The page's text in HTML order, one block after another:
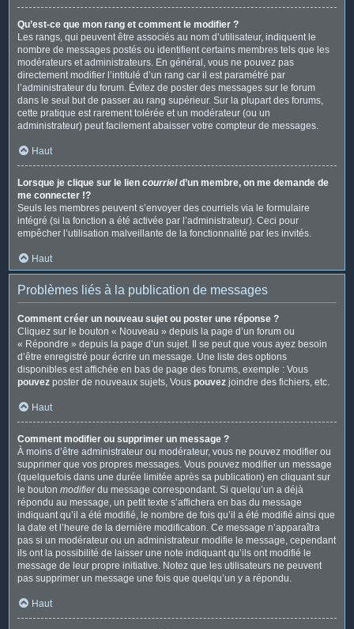
Qu’est-ce que mon rang et comment le modifier ?
Les rangs, qui peuvent être associés au nom d’utilisateur, indiquent le
nombre de messages postés ou identifient certains membres tels que les
modérateurs et administrateurs. En général, vous ne pouvez pas
directement modifier l’intitulé d’un rang car il est paramétré par
l’administrateur du forum. Évitez de poster des messages sur le forum
dans le seul but de passer au rang supérieur. Sur la plupart des forums,
cette pratique est rarement tolérée et un modérateur (ou un
administrateur) peut facilement abaisser votre compteur de messages.
Haut
Lorsque je clique sur le lien courrield’un membre, on me demande de
me connecter !?
Seuls les membres peuvent s’envoyer des courriels via le formulaire
intégré (si la fonction a été activée par l’administrateur). Ceci pour
empêcher l’utilisation malveillante de la fonctionnalité par les invités.
Haut
Problèmes liés à la publication de messages
Comment créer un nouveau sujet ou poster une réponse ?
Cliquez sur le bouton « Nouveau » depuis la page d’un forum ou
« Répondre » depuis la page d’un sujet. Il se peut que vous ayez besoin
d’être enregistré pour écrire un message. Une liste des options
disponibles est affichée en bas de page des forums, exemple : Vous
pouvez poster de nouveaux sujets, Vous pouvez joindre des fichiers, etc.
Haut
Comment modifier ou supprimer un message ?
À moins d’être administrateur ou modérateur, vous ne pouvez modifier ou
supprimer que vos propres messages. Vous pouvez modifier un message
(quelquefois dans une durée limitée après sa publication) en cliquant sur
le bouton modifierdu message correspondant. Si quelqu’un a déjà
répondu au message, un petit texte s’affichera en bas du message
indiquant qu’il a été modifié, le nombre de fois qu’il a été modifié ainsi que
la date et l’heure de la dernière modification. Ce message n’apparaîtra
pas si un modérateur ou un administrateur modifie le message, cependant
ils ont la possibilité de laisser une note indiquant qu’ils ont modifié le
message de leur propre initiative. Notez que les utilisateurs ne peuvent
pas supprimer un message une fois que quelqu’un y a répondu.
Haut